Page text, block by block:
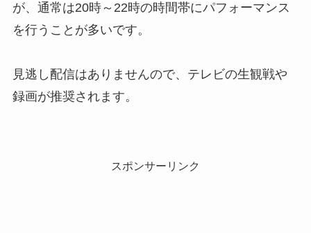
が、通常は20時～22時の時間帯にパフォーマンス
を行うことが多いです。
見逃し配信はありませんので、テレビの生観戦や
録画が推奨されます。
スポンサーリンク